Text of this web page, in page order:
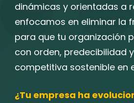
dinámicas y orientadas a
enfocamos en eliminar la
para que tu organización
con orden, predecibilidad
competitiva sostenible en
¿Tu empresa ha